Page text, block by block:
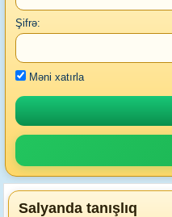
Şifrə:
Məni xatırla
Salyanda tanışlıq